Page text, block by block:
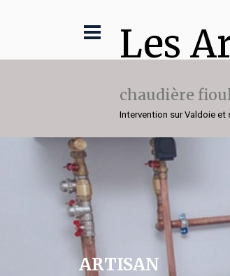
Les
chaudière
Intervention sur Valdoie et
ARTISAN